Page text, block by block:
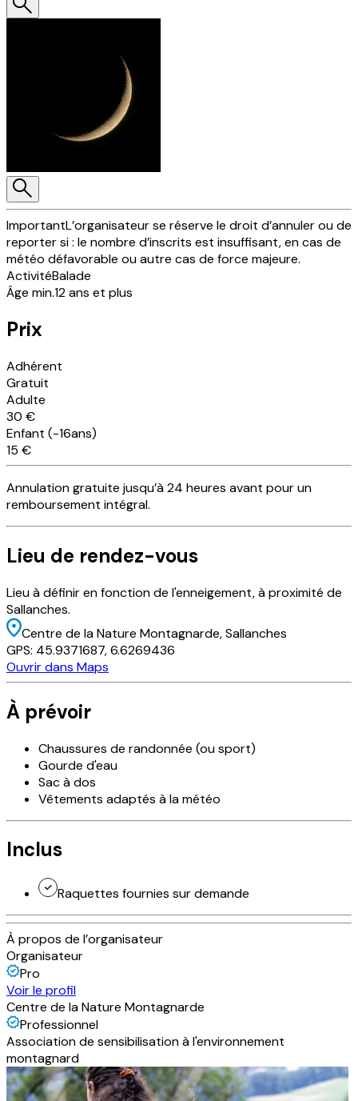
ImportantL’organisateur se réserve le droit d’annuler ou de
reporter si : le nombre d’inscrits est insuffisant, en cas de
météo défavorable ou autre cas de force majeure.
ActivitéBalade
Âge min.12 ans et plus
Prix
Adhérent
Gratuit
Adulte
30 €
Enfant (-16ans)
15 €
Annulationgratuite jusqu’à 24 heures avant pour un
remboursement intégral.
Lieu de rendez-vous
Lieu à définir en fonction de l'enneigement, à proximité de
Sallanches.
Centre de la Nature Montagnarde, Sallanches
GPS: 45.9371687,6.6269436
Ouvrir dans Maps
À prévoir
Chaussures de randonnée (ou sport)
Gourde d'eau
Sac à dos
Vêtements adaptés à la météo
Inclus
Raquettes fournies sur demande
À propos de l’organisateur
Organisateur
Pro
Voir le profil
Centre de la Nature Montagnarde
Professionnel
Association de sensibilisation à l'environnement
montagnard